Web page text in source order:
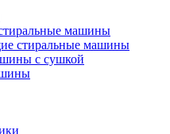
машины
стиральные машины
с сушкой